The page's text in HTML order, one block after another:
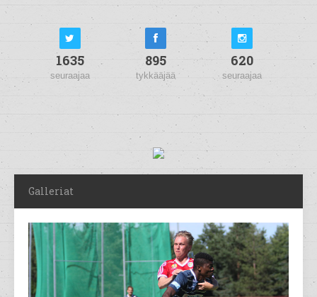
1635
seuraajaa
895
tykkääjää
620
seuraajaa
Galleriat